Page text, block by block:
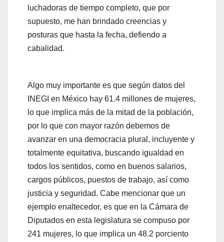
luchadoras de tiempo completo, que por
supuesto, me han brindado creencias y
posturas que hasta la fecha, defiendo a
cabalidad.
Algo muy importante es que según datos del
INEGI en México hay 61.4 millones de mujeres,
lo que implica más de la mitad de la población,
por lo que con mayor razón debemos de
avanzar en una democracia plural, incluyente y
totalmente equitativa, buscando igualdad en
todos los sentidos, como en buenos salarios,
cargos públicos, puestos de trabajo, así como
justicia y seguridad. Cabe mencionar que un
ejemplo enaltecedor, es que en la Cámara de
Diputados en esta legislatura se compuso por
241 mujeres, lo que implica un 48.2 porciento